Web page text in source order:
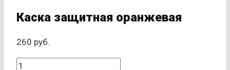
Каска защитная оранжевая
260 руб.
Количество